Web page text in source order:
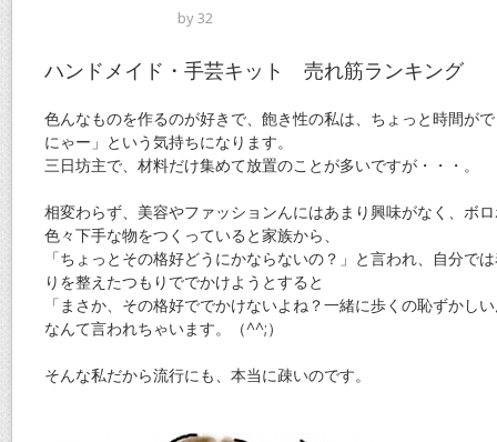
by32
ハンドメイド・手芸キット 売れ筋ランキング
色んなものを作るのが好きで、飽き性の私は、ちょっと時間が
にゃー」という気持ちになります。
三日坊主で、材料だけ集めて放置のことが多いですが・・・。
相変わらず、美容やファッションんにはあまり興味がなく、ボ
色々下手な物をつくっていると家族から、
「ちょっとその格好どうにかならないの？」と言われ、自分で
りを整えたつもりででかけようとすると
「まさか、その格好ででかけないよね？一緒に歩くの恥ずかし
なんて言われちゃいます。（^^;）
そんな私だから流行にも、本当に疎いのです。